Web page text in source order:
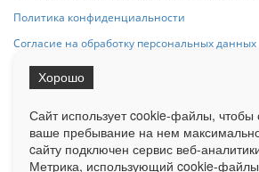
Политика конфиденциальности
Согласие на обработку персональных данных
на Сетевое издание «ОрелТаймс» обязательна.
Ограниченная статистика посещаемости
Liveinternet.ru . Подробная статистика для
Сайт использует cookie-файлы, чтобы
ваше пребывание на нем
cайту подключен сервис веб-
Метрика, использующий cookie-
Хорошо